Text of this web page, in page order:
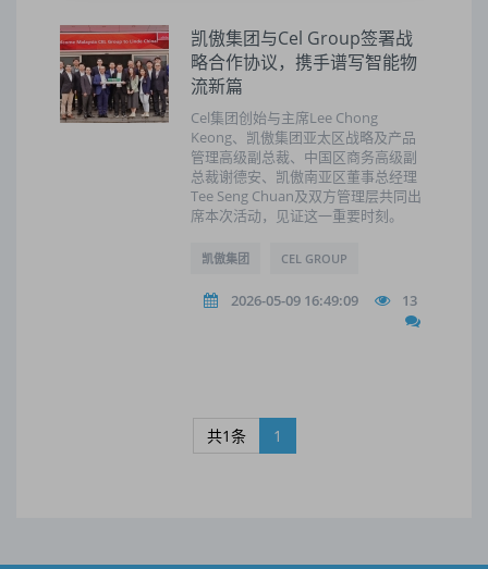
凯傲集团与Cel Group签署战
略合作协议，携手谱写智能物
流新篇
Cel集团创始与主席Lee Chong
Keong、凯傲集团亚太区战略及产品
管理高级副总裁、中国区商务高级副
总裁谢德安、凯傲南亚区董事总经理
Tee Seng Chuan及双方管理层共同出
席本次活动，见证这一重要时刻。
凯傲集团 CEL GROUP
2026-05-09 16:49:09 13
共1条 1